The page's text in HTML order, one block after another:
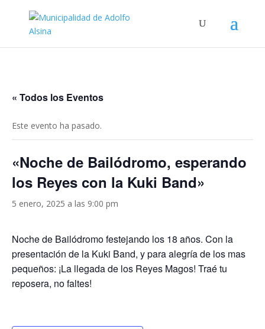
« Todos los Eventos
Este evento ha pasado.
«Noche de Bailódromo, esperando
los Reyes con la Kuki Band»
5 enero, 2025 a las 9:00 pm
Noche de Bailódromo festejando los 18 años. Con la
presentación de la Kuki Band, y para alegría de los mas
pequeños: ¡La llegada de los Reyes Magos! Traé tu
reposera, no faltes!